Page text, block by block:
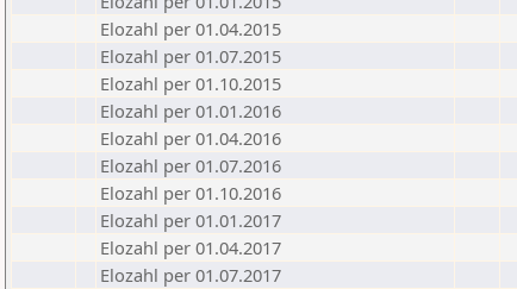
Elozahl per 01.04.2015
Elozahl per 01.07.2015
Elozahl per 01.10.2015
Elozahl per 01.01.2016
Elozahl per 01.04.2016
Elozahl per 01.07.2016
Elozahl per 01.10.2016
Elozahl per 01.01.2017
Elozahl per 01.04.2017
Elozahl per 01.07.2017